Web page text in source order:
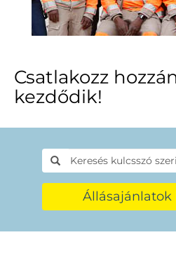
Csatlakozz
kezdődik!
Állásajánlatok